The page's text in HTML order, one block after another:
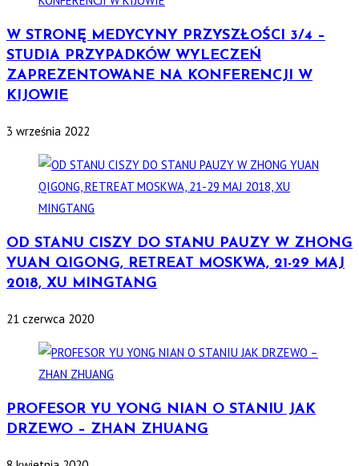
W STRONĘ MEDYCYNY PRZYSZŁOŚCI 3/4 –
STUDIA PRZYPADKÓW WYLECZEŃ
ZAPREZENTOWANE NA KONFERENCJI W
KIJOWIE
3 września 2022
OD STANU CISZY DO STANU PAUZY W ZHONG
YUAN QIGONG, RETREAT MOSKWA, 21-29 MAJ
2018, XU MINGTANG
21 czerwca 2020
PROFESOR YU YONG NIAN O STANIU JAK
DRZEWO – ZHAN ZHUANG